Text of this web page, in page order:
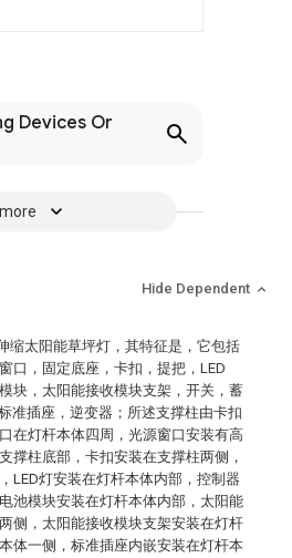
Devices Or
Hide Dependent
缩太阳能草坪灯，其特征是，它包括
口，固定底座，卡扣，提把，LED
块，太阳能接收模块支架，开关，蓄
准插座，逆变器；所述支撑柱由卡扣
在灯杆本体四周，光源窗口安装有高
撑柱底部，卡扣安装在支撑柱两侧，
LED灯安装在灯杆本体内部，控制器
池模块安装在灯杆本体内部，太阳能
侧，太阳能接收模块支架安装在灯杆
体一侧，标准插座内嵌安装在灯杆本